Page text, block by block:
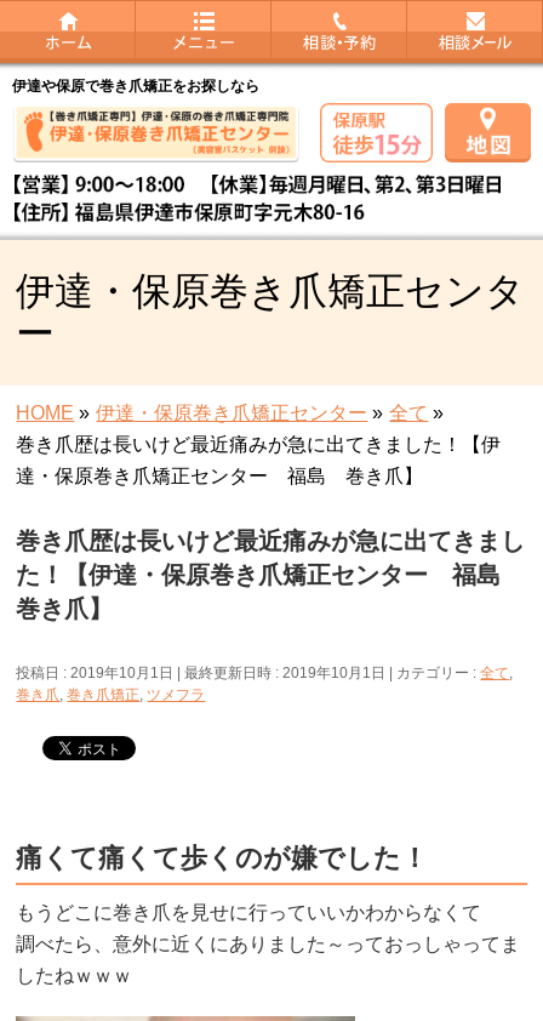
伊達や保原で巻き爪矯正をお探しなら
伊達・保原巻き爪矯正センタ
ー
HOME » 伊達・保原巻き爪矯正センター » 全て »
巻き爪歴は長いけど最近痛みが急に出てきました！【伊
達・保原巻き爪矯正センター 福島 巻き爪】
巻き爪歴は長いけど最近痛みが急に出てきまし
た！【伊達・保原巻き爪矯正センター 福島
巻き爪】
投稿日 : 2019年10月1日 最終更新日時 : 2019年10月1日 カテゴリー :全て,
巻き爪,巻き爪矯正, ツメフラ
痛くて痛くて歩くのが嫌でした！
もうどこに巻き爪を見せに行っていいかわからなくて
調べたら、意外に近くにありました～っておっしゃってま
したねｗｗｗ